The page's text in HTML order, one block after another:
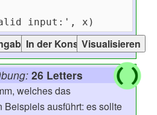
26 Letters
welches das
Beispiels ausführt: es sollte